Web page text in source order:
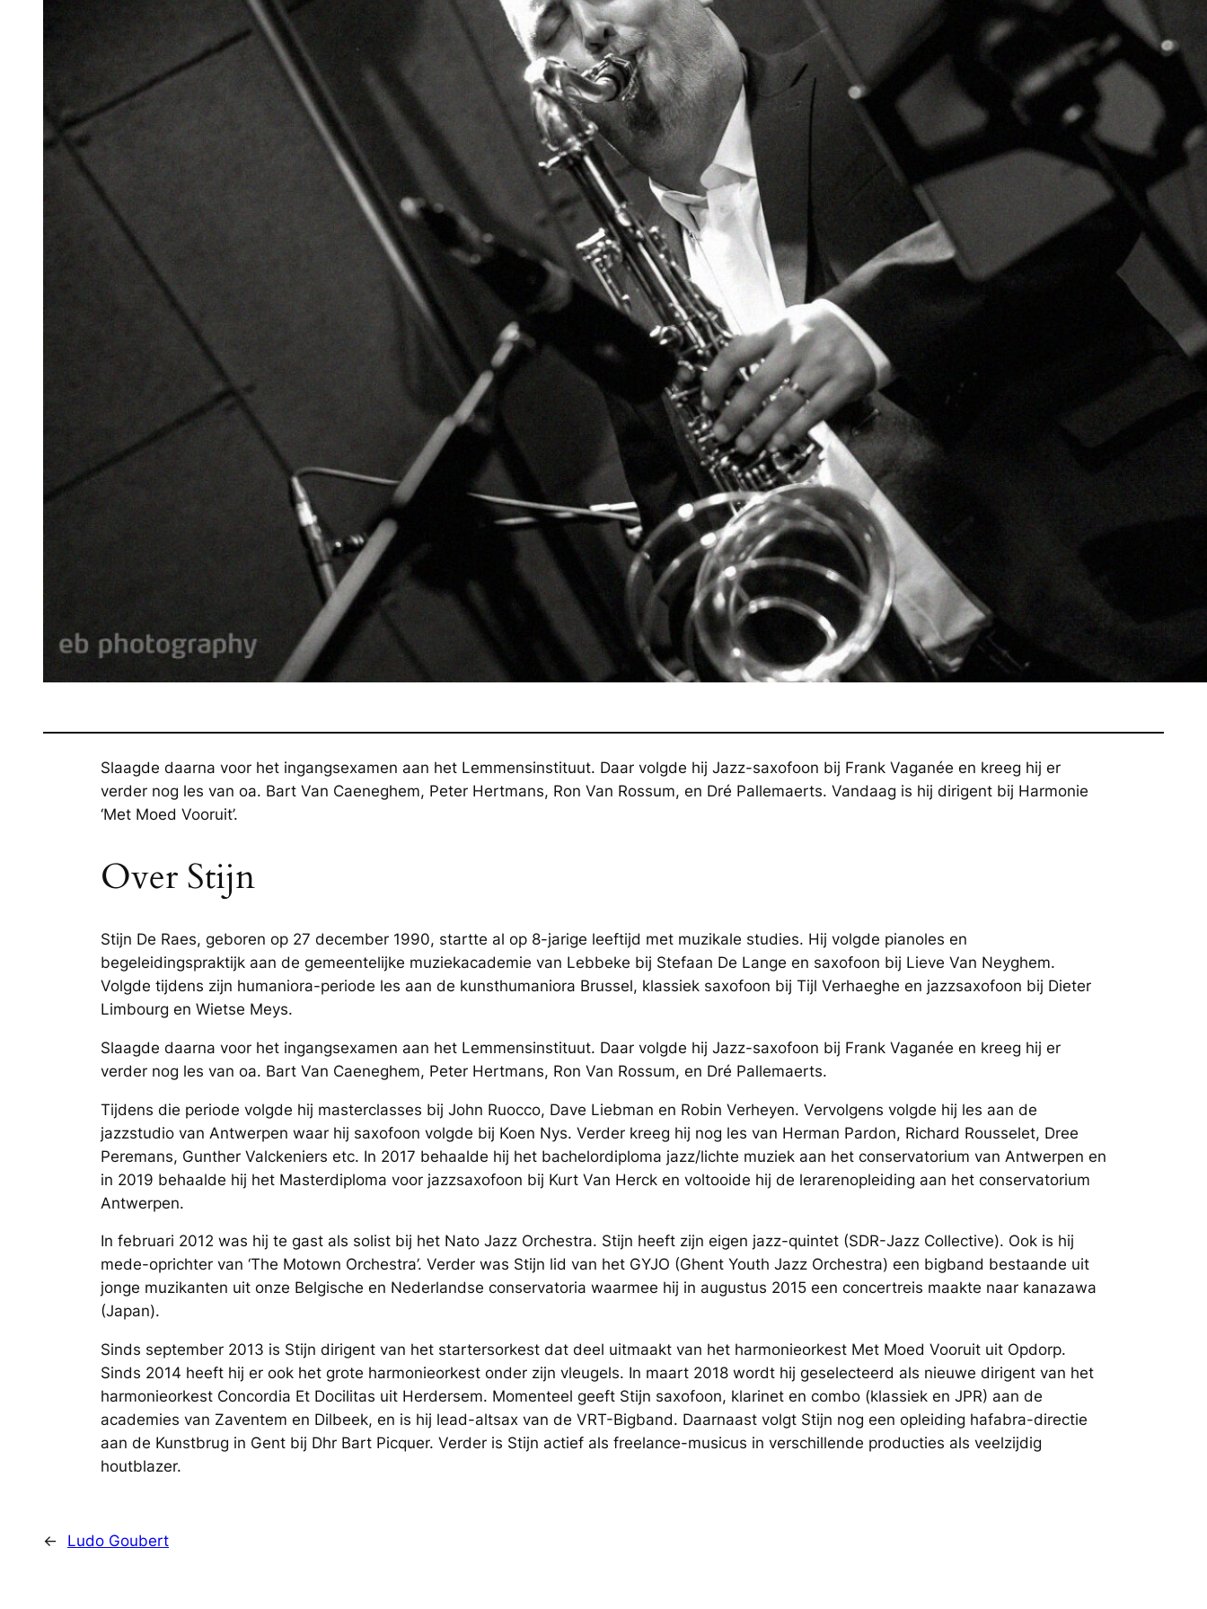
Stijn De Raes
Slaagde daarna voor het ingangsexamen aan het Lemmensinstituut. Daar volgde hij Jazz-saxofoon bij Frank Vaganée en kreeg hij er
verder nog les van oa. Bart Van Caeneghem, Peter Hertmans, Ron Van Rossum, en Dré Pallemaerts. Vandaag is hij dirigent bij Harmonie
‘Met Moed Vooruit’.
Over Stijn
Stijn De Raes, geboren op 27 december 1990, startte al op 8-jarige leeftijd met muzikale studies. Hij volgde pianoles en
begeleidingspraktijk aan de gemeentelijke muziekacademie van Lebbeke bij Stefaan De Lange en saxofoon bij Lieve Van Neyghem.
Volgde tijdens zijn humaniora-periode les aan de kunsthumaniora Brussel, klassiek saxofoon bij Tijl Verhaeghe en jazzsaxofoon bij Dieter
Limbourg en Wietse Meys.
Slaagde daarna voor het ingangsexamen aan het Lemmensinstituut. Daar volgde hij Jazz-saxofoon bij Frank Vaganée en kreeg hij er
verder nog les van oa. Bart Van Caeneghem, Peter Hertmans, Ron Van Rossum, en Dré Pallemaerts.
Tijdens die periode volgde hij masterclasses bij John Ruocco, Dave Liebman en Robin Verheyen. Vervolgens volgde hij les aan de
jazzstudio van Antwerpen waar hij saxofoon volgde bij Koen Nys. Verder kreeg hij nog les van Herman Pardon, Richard Rousselet, Dree
Peremans, Gunther Valckeniers etc. In 2017 behaalde hij het bachelordiploma jazz/lichte muziek aan het conservatorium van Antwerpen en
in 2019 behaalde hij het Masterdiploma voor jazzsaxofoon bij Kurt Van Herck en voltooide hij de lerarenopleiding aan het conservatorium
Antwerpen.
In februari 2012 was hij te gast als solist bij het Nato Jazz Orchestra. Stijn heeft zijn eigen jazz-quintet (SDR-Jazz Collective). Ook is hij
mede-oprichter van ‘The Motown Orchestra’. Verder was Stijn lid van het GYJO (Ghent Youth Jazz Orchestra) een bigband bestaande uit
jonge muzikanten uit onze Belgische en Nederlandse conservatoria waarmee hij in augustus 2015 een concertreis maakte naar kanazawa
(Japan).
Sinds september 2013 is Stijn dirigent van het startersorkest dat deel uitmaakt van het harmonieorkest Met Moed Vooruit uit Opdorp.
Sinds 2014 heeft hij er ook het grote harmonieorkest onder zijn vleugels. In maart 2018 wordt hij geselecteerd als nieuwe dirigent van het
harmonieorkest Concordia Et Docilitas uit Herdersem. Momenteel geeft Stijn saxofoon, klarinet en combo (klassiek en JPR) aan de
academies van Zaventem en Dilbeek, en is hij lead-altsax van de VRT-Bigband. Daarnaast volgt Stijn nog een opleiding hafabra-directie
aan de Kunstbrug in Gent bij Dhr Bart Picquer. Verder is Stijn actief als freelance-musicus in verschillende producties als veelzijdig
houtblazer.
← Ludo Goubert